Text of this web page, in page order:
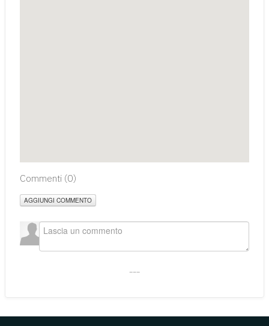
Commenti (0)
AGGIUNGI COMMENTO